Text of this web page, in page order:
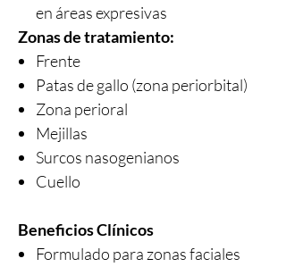
en áreas expresivas
Zonas de tratamiento:
Frente
Patas de gallo (zona periorbital)
Zona perioral
Mejillas
Surcos nasogenianos
Cuello
Beneficios Clínicos
Formulado para zonas faciales